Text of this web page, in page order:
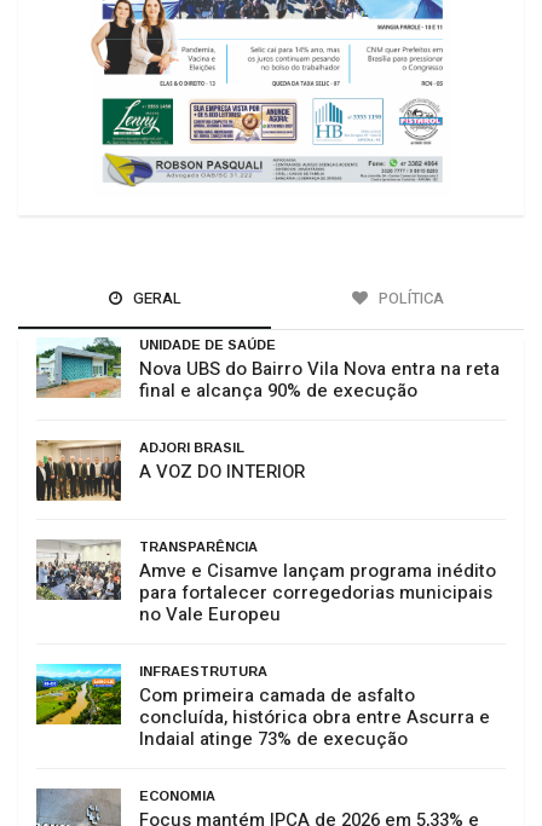
GERAL POLÍTICA
UNIDADE DE SAÚDE
Nova UBS do Bairro Vila Nova entra na reta
final e alcança 90% de execução
ADJORI BRASIL
A VOZ DO INTERIOR
TRANSPARÊNCIA
Amve e Cisamve lançam programa inédito
para fortalecer corregedorias municipais
no Vale Europeu
INFRAESTRUTURA
Com primeira camada de asfalto
concluída, histórica obra entre Ascurra e
Indaial atinge 73% de execução
ECONOMIA
Focus mantém IPCA de 2026 em 5,33% e